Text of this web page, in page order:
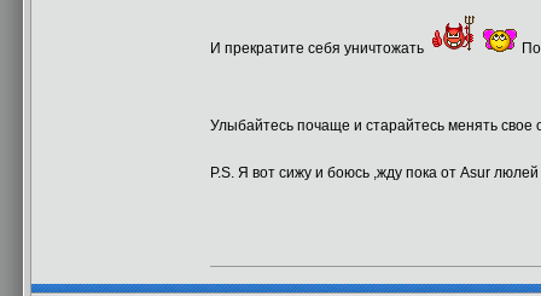
И прекратите себя уничтожать
Улыбайтесь почаще и старайтесь менять
P.S. Я вот сижу и боюсь ,жду пока от Asur